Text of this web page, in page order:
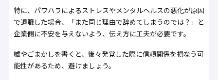
特に、パワハラによるストレスやメンタルヘルスの悪化が原因
で退職した場合、「また同じ理由で辞めてしまうのでは？」と
企業側に不安を与えないよう、伝え方に工夫が必要です。
嘘やごまかしを書くと、後々発覚した際に信頼関係を損なう可
能性があるため、避けましょう。